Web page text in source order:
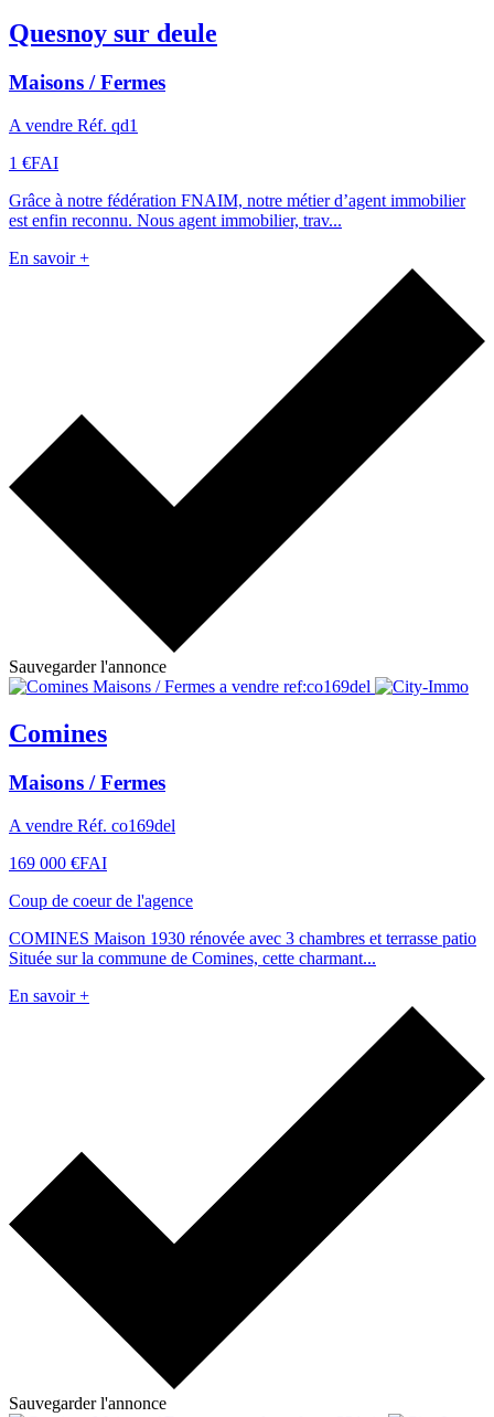
Quesnoy sur deule
Maisons / Fermes
A vendre Réf. qd1
1 €FAI
Grâce à notre fédération FNAIM, notre métier d’agent immobilier
est enfin reconnu. Nous agent immobilier, trav...
En savoir +
Sauvegarder l'annonce
Comines
Maisons / Fermes
A vendre Réf. co169del
169 000 €FAI
Coup de coeur de l'agence
COMINES Maison 1930 rénovée avec 3 chambres et terrasse patio
Située sur la commune de Comines, cette charmant...
En savoir +
Sauvegarder l'annonce